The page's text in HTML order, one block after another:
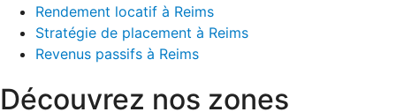
Rendement locatif à Reims
Stratégie de placement à Reims
Revenus passifs à Reims
Découvrez nos zones